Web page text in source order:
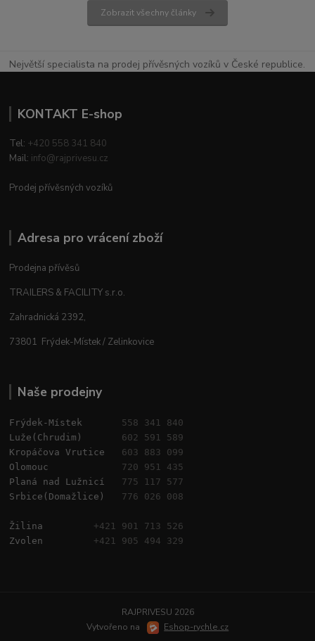
Zobrazit všechny články
Největší specialista na prodej přívěsných vozíků v České republice.
KONTAKT E-shop
Tel: +420 558 341 840
Mail: info@rajprivesu.cz
Prodej přívěsných vozíků
Adresa pro vrácení zboží
Prodejna přívěsů
TRAILERS & FACILITY s.r.o.
Zahradnická 2392,
73801 Frýdek-Místek / Zelinkovice
Naše prodejny
Frýdek-Místek 558 341 840
Luže(Chrudim) 602 591 589
Kropáčova Vrutice 603 883 099
Olomouc 720 951 435
Planá nad Lužnicí 775 117 577
Srbice(Domažlice) 776 026 008
Žilina +421 901 713 526
Zvolen +421 905 494 329
RAJPRIVESU 2026
Vytvořeno na
Eshop-rychle.cz